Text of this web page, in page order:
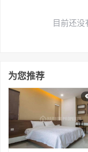
目前还
为您推荐